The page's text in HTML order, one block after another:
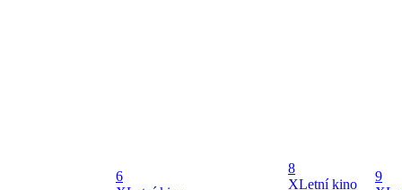
6
8
XLetní kino
9